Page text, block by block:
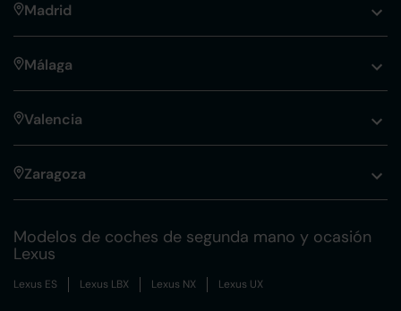
Madrid
Málaga
Valencia
Zaragoza
Modelos de coches de segunda mano y ocasión
Lexus
Lexus ES Lexus LBX Lexus NX Lexus UX